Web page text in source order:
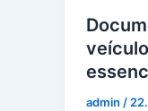
admin /